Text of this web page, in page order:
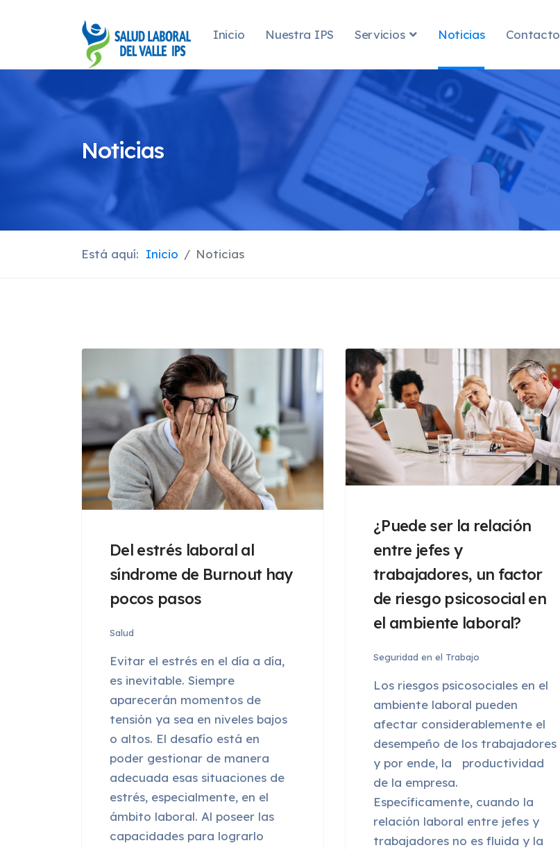
Inicio Nuestra IPS Servicios Noticias Contacto
Noticias
Está aquí: Inicio Noticias
Del estrés laboral al
síndrome de Burnout hay
pocos pasos
Salud
Evitar el estrés en el día a día,
es inevitable. Siempre
aparecerán momentos de
tensión ya sea en niveles bajos
o altos. El desafío está en
poder gestionar de manera
adecuada esas situaciones de
estrés, especialmente, en el
ámbito laboral. Al poseer las
capacidades para lograrlo
¿Puede ser la relación
entre jefes y
trabajadores, un factor
de riesgo psicosocial en
el ambiente laboral?
Seguridad en el Trabajo
Los riesgos psicosociales en el
ambiente laboral pueden
afectar considerablemente el
desempeño de los trabajadores
y por ende, la
productividad
de la empresa.
Específicamente, cuando la
relación laboral entre jefes y
trabajadores no es fluida y la